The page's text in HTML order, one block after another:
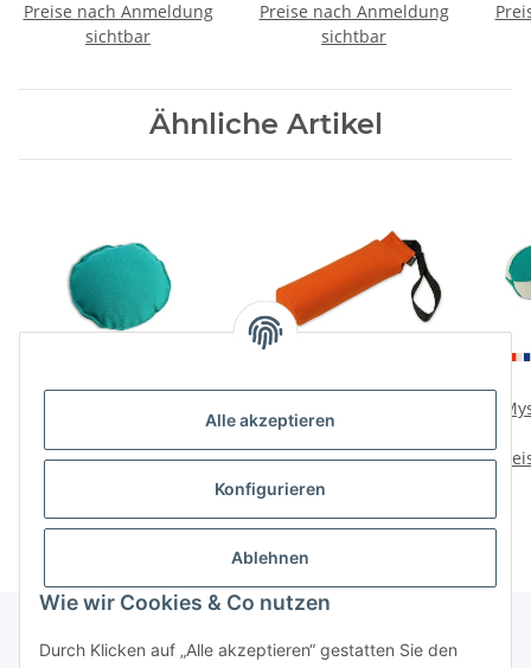
Alle akzeptieren
Konfigurieren
Ablehnen
Wie wir Cookies & Co nutzen
Durch Klicken auf „Alle akzeptieren“ gestatten Sie den
Lautlose Hundepfeife
Preise nach Anmeldung
sichtbar
Preise nach Anmeldung
sichtbar
Ähnliche Artikel
Preise nach Anmeldung
Speedy 500g
Preise nach Anmeldung
sichtbar